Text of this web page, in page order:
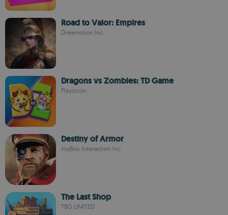
Road to Valor: Empires
Dreamotion Inc.
Dragons vs Zombies: TD Game
Playizzon
Destiny of Armor
JoyBox Interaction Inc.
The Last Shop
TBG LIMITED